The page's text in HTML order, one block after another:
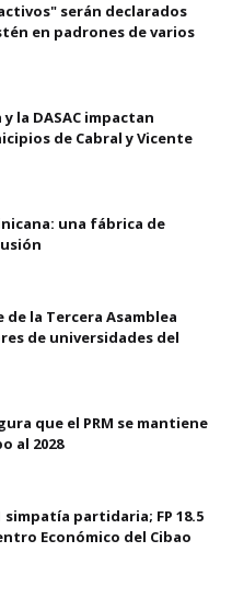
serán declarados
en padrones de varios
la DASAC impactan
de Cabral y Vicente
una fábrica de
la Tercera Asamblea
de universidades del
que el PRM se mantiene
al 2028
simpatía partidaria; FP 18.5
Económico del Cibao